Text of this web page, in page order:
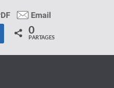
0
PARTAGES